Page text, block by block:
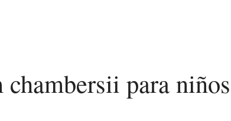
chambersii para niños